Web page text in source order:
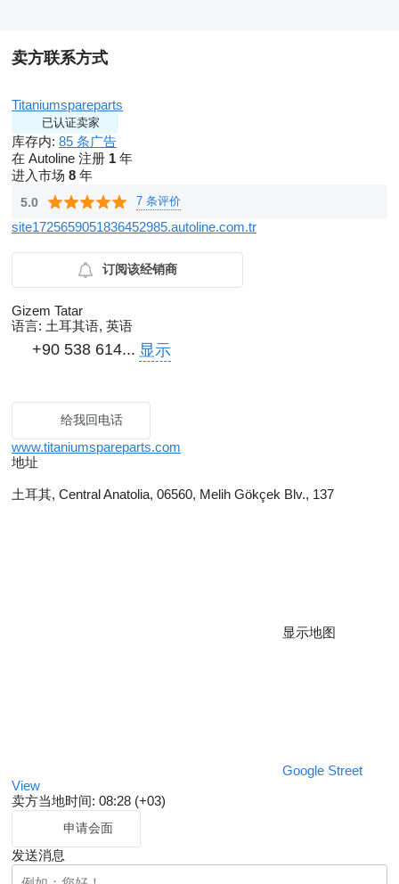
卖方联系方式
Titaniumspareparts
已认证卖家
库存内: 85 条广告
在 Autoline 注册 1 年
进入市场 8 年
5.0 7 条评价
site1725659051836452985.autoline.com.tr
订阅该经销商
Gizem Tatar
语言: 土耳其语, 英语
+90 538 614... 显示
给我回电话
www.titaniumspareparts.com
地址
土耳其, Central Anatolia, 06560, Melih Gökçek Blv., 137
显示地图
Google Street
View
卖方当地时间: 08:28 (+03)
申请会面
发送消息